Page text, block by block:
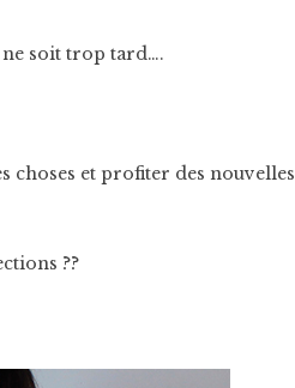
ne soit trop tard….
choses et profiter des nouvelles
??